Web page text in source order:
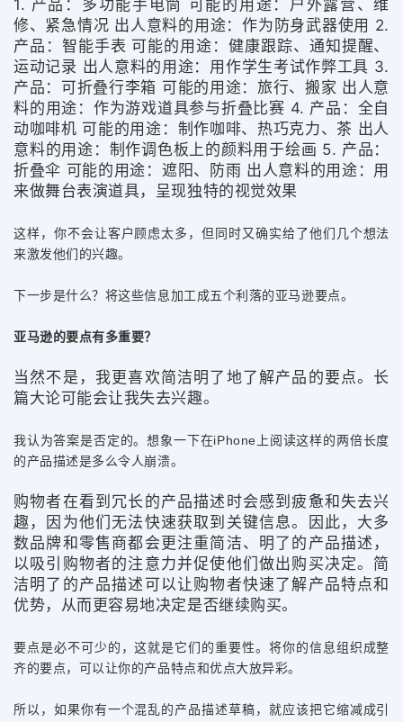
1. 产品：多功能手电筒 可能的用途：户外露营、维
修、紧急情况 出人意料的用途：作为防身武器使用 2.
产品：智能手表 可能的用途：健康跟踪、通知提醒、
运动记录 出人意料的用途：用作学生考试作弊工具 3.
产品：可折叠行李箱 可能的用途：旅行、搬家 出人意
料的用途：作为游戏道具参与折叠比赛 4. 产品：全自
动咖啡机 可能的用途：制作咖啡、热巧克力、茶 出人
意料的用途：制作调色板上的颜料用于绘画 5. 产品：
折叠伞 可能的用途：遮阳、防雨 出人意料的用途：用
来做舞台表演道具，呈现独特的视觉效果
这样，你不会让客户顾虑太多，但同时又确实给了他们几个想法
来激发他们的兴趣。
下一步是什么？将这些信息加工成五个利落的亚马逊要点。
亚马逊的要点有多重要？
当然不是，我更喜欢简洁明了地了解产品的要点。长
篇大论可能会让我失去兴趣。
我认为答案是否定的。想象一下在iPhone上阅读这样的两倍长度
的产品描述是多么令人崩溃。
购物者在看到冗长的产品描述时会感到疲惫和失去兴
趣，因为他们无法快速获取到关键信息。因此，大多
数品牌和零售商都会更注重简洁、明了的产品描述，
以吸引购物者的注意力并促使他们做出购买决定。简
洁明了的产品描述可以让购物者快速了解产品特点和
优势，从而更容易地决定是否继续购买。
要点是必不可少的，这就是它们的重要性。将你的信息组织成整
齐的要点，可以让你的产品特点和优点大放异彩。
所以，如果你有一个混乱的产品描述草稿，就应该把它缩减成引